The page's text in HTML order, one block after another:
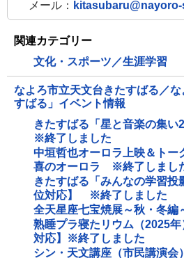
メール： kitasubaru@nayoro-
関連カテゴリー
文化・スポーツ／生涯学習
なよろ市立天文台きたすばる／
すばる」イベント情報
きたすばる「星と音楽の集
※終了しました
中垣哲也オーロラ上映＆ト
喜のオーロラ ※終了しまし
きたすばる「みんなの学習投
位対応】 ※終了しました
全天星座七宝焼展～秋・冬
熟睡プラ寝たリウム（2025
対応】※終了しました
シン・天文講座（市民講演会